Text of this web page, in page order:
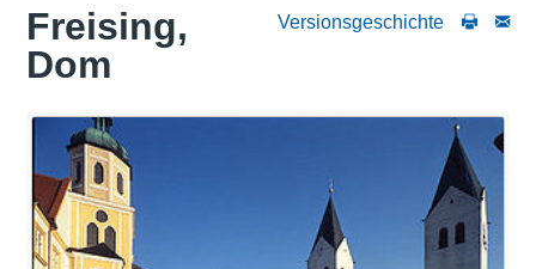
Versionsgeschichte
Freising,
Dom